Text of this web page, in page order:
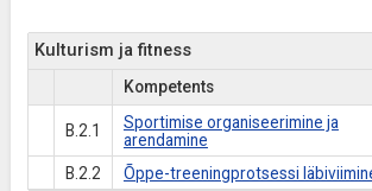
Kulturism ja fitness
Kompetents
B.2.1
Sportimise organiseerimine ja
arendamine
B.2.2 Õppe-treeningprotsessi